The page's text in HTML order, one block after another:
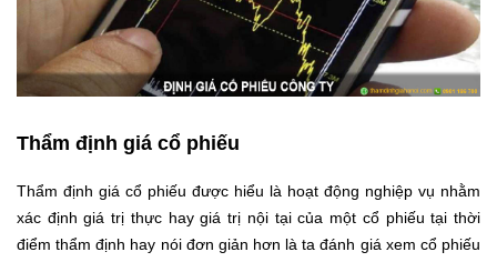
Thẩm định giá cổ phiếu
Thẩm định giá cổ phiếu được hiểu là hoạt động nghiệp vụ nhằm
xác định giá trị thực hay giá trị nội tại của một cổ phiếu tại thời
điểm thẩm định hay nói đơn giản hơn là ta đánh giá xem cổ phiếu